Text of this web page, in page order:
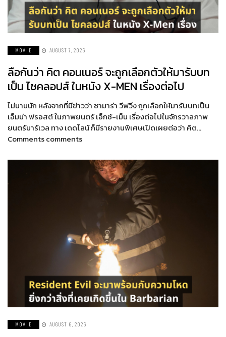
MOVIE AUGUST 7, 2026
ลือกันว่า คิต คอนเนอร์ จะถูกเลือกตัวให้มารับบท
เป็น ไซคลอปส์ ในหนัง X-MEN เรื่องต่อไป
ไม่นานนัก หลังจากที่มีข่าวว่า ซามาร่า วีฟวิ่ง ถูกเลือกให้มารับบทเป็น
เอ็มม่า ฟรอสต์ ในภาพยนตร์ เอ็กซ์-เม็น เรื่องต่อไปในจักรวาลภาพ
ยนตร์มาร์เวล ทาง เดดไลน์ ก็มีรายงานพิเศษเปิดเผยต่อว่า คิต…
Comments comments
MOVIE AUGUST 6, 2026